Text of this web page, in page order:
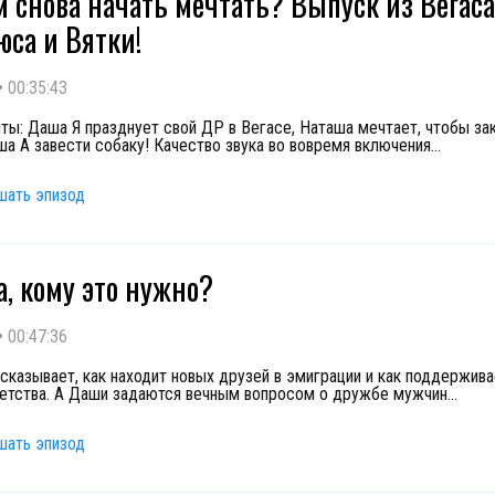
и Вятки!
00:35:43
Даша Я празднует свой ДР в Вегасе, Наташа мечтает, чтобы
А завести собаку! Качество звука во вовремя включения...
эпизод
кому это нужно?
00:47:36
как находит новых друзей в эмиграции и как
А Даши задаются вечным вопросом о дружбе мужчин...
эпизод